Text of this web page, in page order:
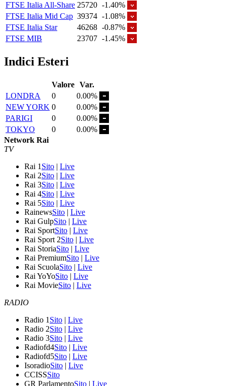
FTSE Italia All-Share 25720 -1.40%
FTSE Italia Mid Cap 39374 -1.08%
FTSE Italia Star
46268 -0.87%
FTSE MIB
23707 -1.45%
Indici Esteri
Valore Var.
LONDRA
0
0.00%
NEW YORK 0
0.00%
PARIGI
0
0.00%
TOKYO
0
0.00%
Network Rai
TV
Rai 1 Sito | Live
Rai 2Sito | Live
Rai 3Sito | Live
Rai 4Sito | Live
Rai 5Sito | Live
RainewsSito | Live
Rai GulpSito | Live
Rai SportSito | Live
Rai Sport 2Sito | Live
Rai StoriaSito | Live
Rai PremiumSito | Live
Rai ScuolaSito | Live
Rai YoYoSito | Live
Rai MovieSito | Live
RADIO
Radio 1 Sito | Live
Radio 2Sito | Live
Radio 3Sito | Live
Radiofd4Sito | Live
Radiofd5Sito | Live
IsoradioSito | Live
CCISSSito
GR ParlamentoSito | Live